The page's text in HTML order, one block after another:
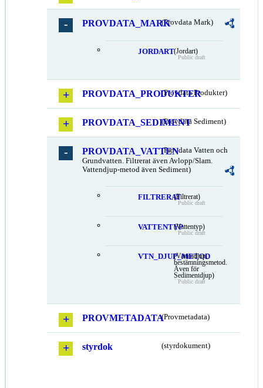
PROVDATA_MARK(Provdata Mark)
JORDART(Jordart)
Public draft
PROVDATA_PRODUKTER
(Provdata Produkter)
PROVDATA_SEDIMENT(Provdata Sediment)
PROVDATA_VATTEN(Provdata Vatten och
Grundvatten. Filtrerat även Avlopp/Slam.
Vattendjup-metod även Sediment)
FILTRERAT(Filtrerat)
Public draft
VATTENTYP(Vattentyp)
Public draft
VTN_DJUP_METOD
(Vattendjup,
bestämningsmetod.
Även för
Sedimentdjup)
Public draft
PROVMETADATA(Provmetadata)
styrdok (styrdokument)